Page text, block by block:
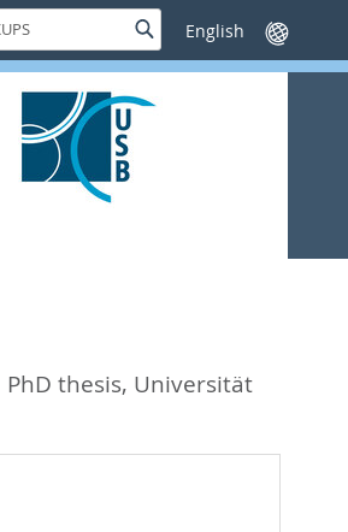
SucheSprache
wechseln
PhD thesis, Universität